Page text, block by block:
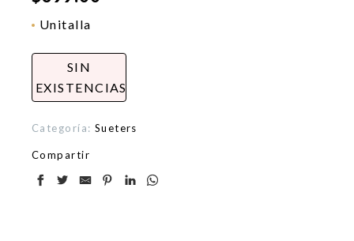
Unitalla
SIN
EXISTENCIAS
Categoría: Sueters
Compartir